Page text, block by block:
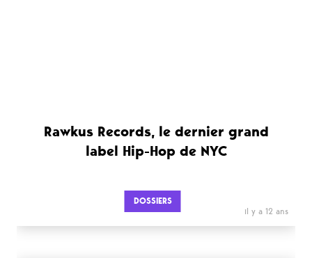
Rawkus Records, le dernier grand
label Hip-Hop de NYC
DOSSIERS
il y a 12 ans